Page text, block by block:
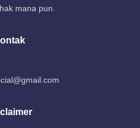
mana pun.